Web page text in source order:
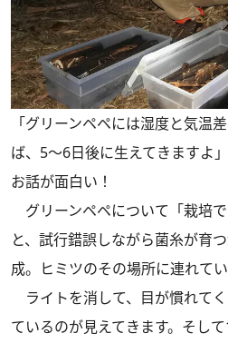
「グリーンペペには湿度と気温
ば、5～6日後に生えてきますよ
お話が面白い！
グリーンペペについて「栽培で
と、試行錯誤しながら菌糸が育
成。ヒミツのその場所に連れてい
ライトを消して、目が慣れて
ているのが見えてきます。そし